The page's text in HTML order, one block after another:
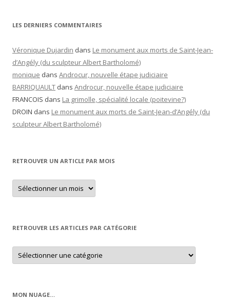
LES DERNIERS COMMENTAIRES
Véronique Dujardin dans Le monument aux morts de Saint-Jean-
d’Angély (du sculpteur Albert Bartholomé)
monique dans Androcur, nouvelle étape judiciaire
BARRIQUAULT dans Androcur, nouvelle étape judiciaire
FRANCOIS dans La grimolle, spécialité locale (poitevine?)
DROIN dans Le monument aux morts de Saint-Jean-d’Angély (du
sculpteur Albert Bartholomé)
RETROUVER UN ARTICLE PAR MOIS
Retrouver
un
article
RETROUVER LES ARTICLES PAR CATÉGORIE
Retrouver
les
articles
MON NUAGE…